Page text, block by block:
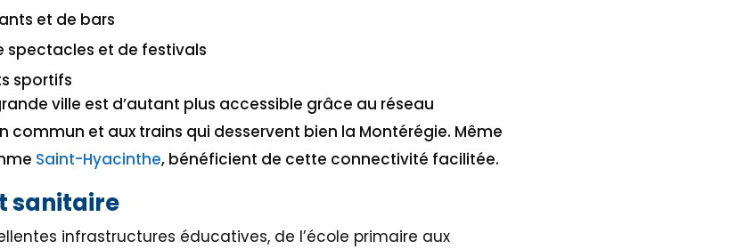
et de bars
spectacles et de festivals
sportifs
ville est d’autant plus accessible grâce au réseau
commun et aux trains qui desservent bien la Montérégie. Même
Saint-Hyacinthe, bénéficient de cette connectivité facilitée.
sanitaire
infrastructures éducatives, de l’école primaire aux